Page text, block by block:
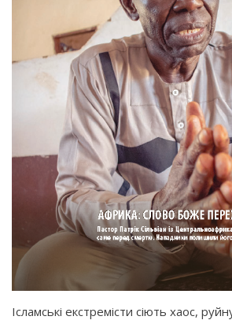
Ісламські екстремісти сіють хаос,